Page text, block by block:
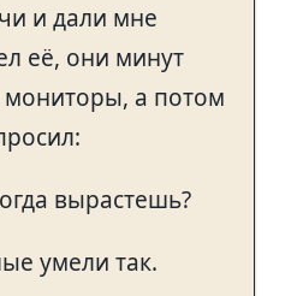
и дали мне
её, они минут
мониторы, а потом
вырастешь?
умели так.